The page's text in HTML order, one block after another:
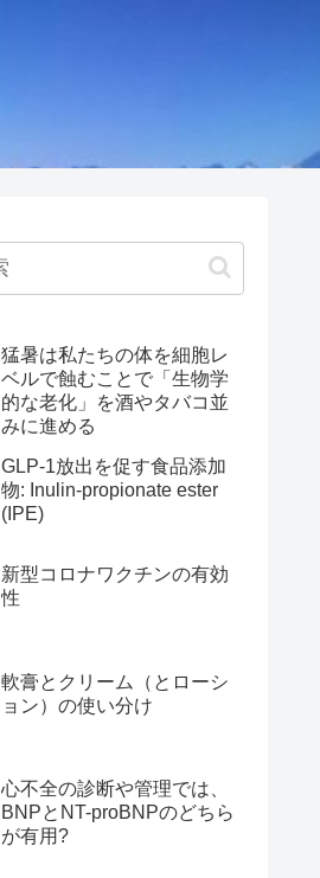
猛暑は私たちの体を細胞レ
ベルで蝕むことで「生物学
的な老化」を酒やタバコ並
みに進める
GLP-1放出を促す食品添加
物: Inulin-propionate ester
(IPE)
新型コロナワクチンの有効
性
軟膏とクリーム（とローシ
ョン）の使い分け
心不全の診断や管理では、
BNPとNT-proBNPのどちら
が有用?